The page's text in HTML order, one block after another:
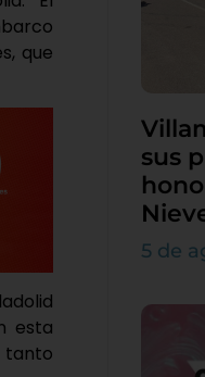
que
esta
tanto
sus
5 de